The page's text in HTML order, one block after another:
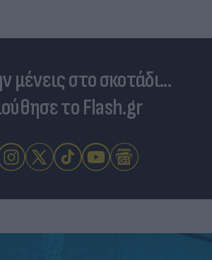
μένεις στο σκοτάδι...
το Flash.gr